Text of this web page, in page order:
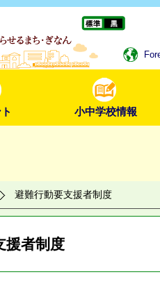
小中学校情報
避難行動要支援者制度
援者制度